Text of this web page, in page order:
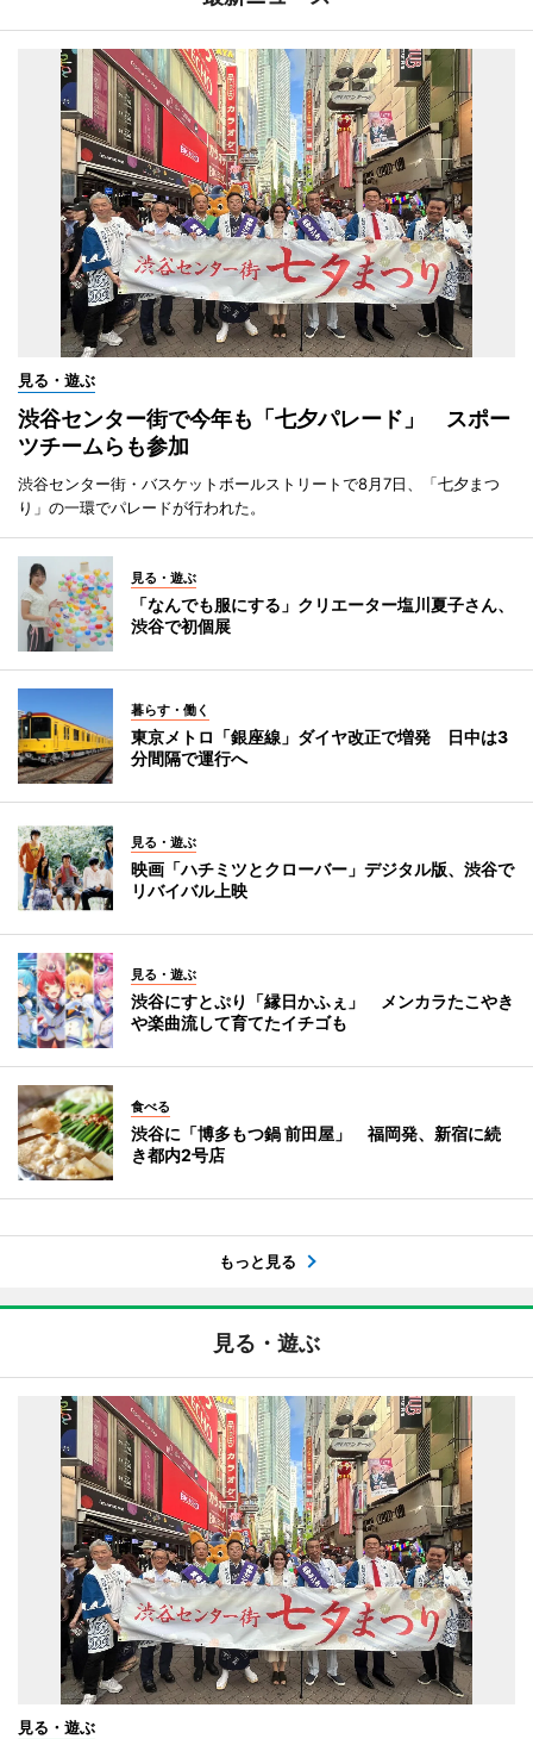
見る・遊ぶ
渋谷センター街で今年も「七夕パレード」 スポー
ツチームらも参加
渋谷センター街・バスケットボールストリートで8月7日、「七夕まつ
り」の一環でパレードが行われた。
見る・遊ぶ
「なんでも服にする」クリエーター塩川夏子さん、
渋谷で初個展
暮らす・働く
東京メトロ「銀座線」ダイヤ改正で増発 日中は3
分間隔で運行へ
見る・遊ぶ
映画「ハチミツとクローバー」デジタル版、渋谷で
リバイバル上映
見る・遊ぶ
渋谷にすとぷり「縁日かふぇ」 メンカラたこやき
や楽曲流して育てたイチゴも
食べる
渋谷に「博多もつ鍋 前田屋」 福岡発、新宿に続
き都内2号店
もっと見る
見る・遊ぶ
見る・遊ぶ